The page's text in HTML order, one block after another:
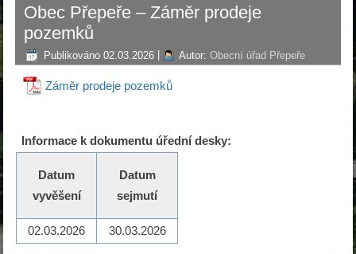
Obec Přepeře – Záměr prodeje
pozemků
Publikováno 02.03.2026 Autor: Obecní úřad Přepeře
Záměr prodeje pozemků
Informace k dokumentu úřední desky:
Datum
vyvěšení
Datum
sejmutí
02.03.2026 30.03.2026